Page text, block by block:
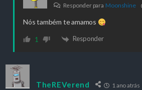
Responder para Moonshine
Nós também te amamos
1 Responder
TheREVerend 1 ano atrás